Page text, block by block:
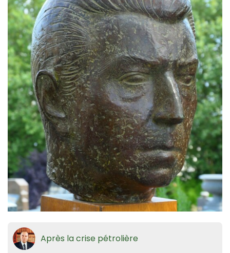
Après la crise pétrolière